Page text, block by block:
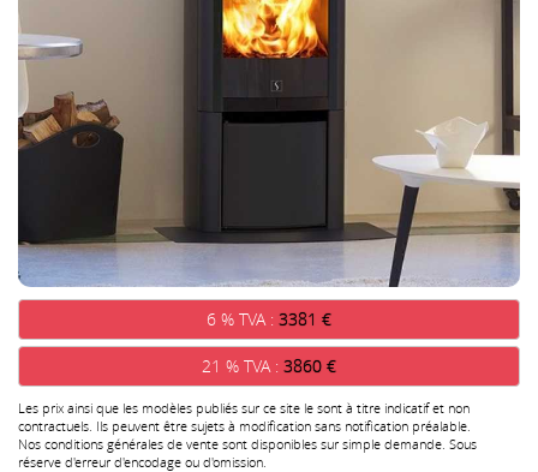
6 % TVA : 3381 €
21 % TVA : 3860 €
Les prix ainsi que les modèles publiés sur ce site le sont à titre indicatif et non
contractuels. Ils peuvent être sujets à modification sans notification préalable.
Nos conditions générales de vente sont disponibles sur simple demande. Sous
réserve d'erreur d'encodage ou d'omission.